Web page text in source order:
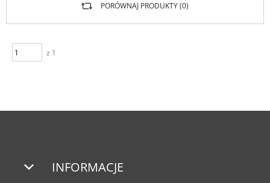
z 1
PORÓWNAJ PRODUKTY (0)
INFORMACJE